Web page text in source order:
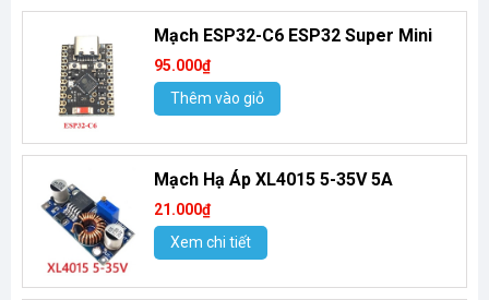
Mạch ESP32-C6 ESP32 Super Mini
95.000₫
Thêm vào giỏ
Mạch Hạ Áp XL4015 5-35V 5A
21.000₫
Xem chi tiết